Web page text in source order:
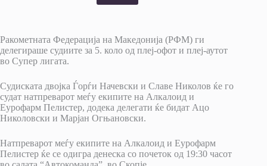
Ракометната Федерација на Македонија (РФМ) ги
делегираше судиите за 5. коло од плеј-офот и плеј-аутот
во Супер лигата.
Судиската двојка Ѓорѓи Начевски и Славе Николов ќе го
судат натпреварот меѓу екипите на Алкалоид и
Еурофарм Пелистер, додека делегати ќе бидат Ацо
Николовски и Марјан Огњановски.
Натпреварот меѓу екипите на Алкалоид и Еурофарм
Пелистер ќе се одигра денеска со почеток од 19:30 часот